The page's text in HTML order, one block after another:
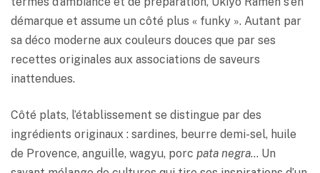
démarque et assume un côté plus « funky ». Autant par
sa déco moderne aux couleurs douces que par ses
recettes originales aux associations de saveurs
inattendues.
Côté plats, l’établissement se distingue par des
ingrédients originaux : sardines, beurre demi-sel, huile
de Provence, anguille, wagyu, porc pata negra… Un